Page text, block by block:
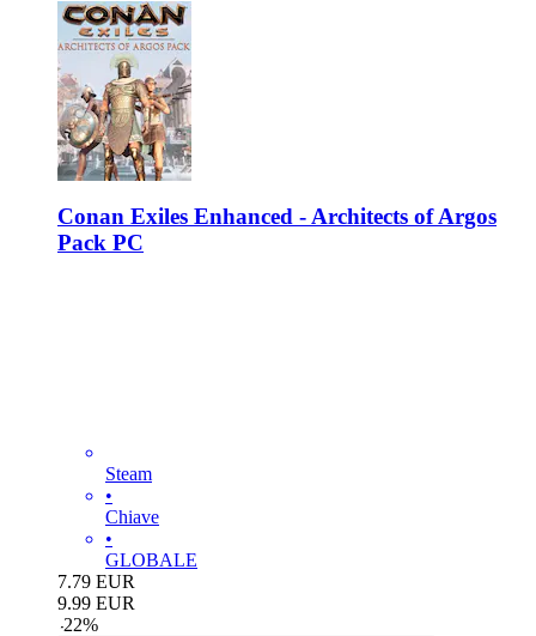
Conan Exiles Enhanced - Architects of Argos
Pack PC
Steam
•
Chiave
•
GLOBALE
7.79 EUR
9.99 EUR
-22%